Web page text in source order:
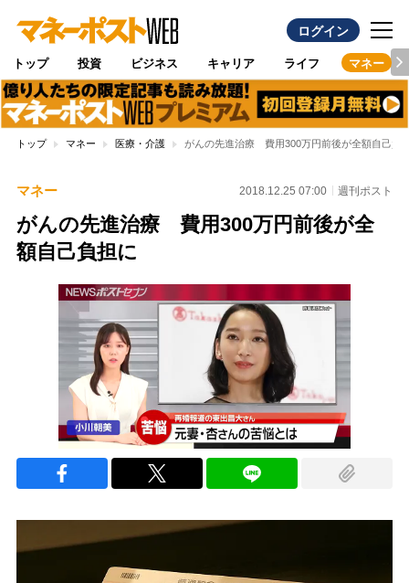
ログイン
トップ 投資 ビジネス キャリア ライフ マネー
トップ マネー 医療・介護 がんの先進治療 費用300万円前後が全額自己負
マネー 2018.12.25 07:00 週刊ポスト
がんの先進治療 費用300万円前後が全
額自己負担に